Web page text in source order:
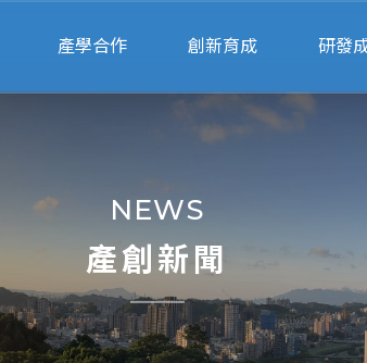
產學合作
專利搜尋
專家媒合
創新育成
申請進駐
研發
校
法
NEWS
產創新聞